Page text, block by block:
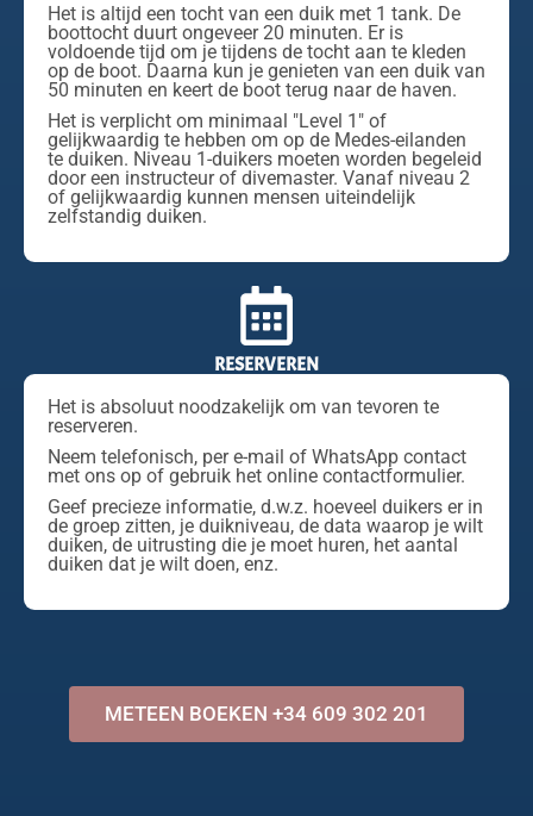
Het is altijd een tocht van een duik met 1 tank. De
boottocht duurt ongeveer 20 minuten. Er is
voldoende tijd om je tijdens de tocht aan te kleden
op de boot. Daarna kun je genieten van een duik van
50 minuten en keert de boot terug naar de haven.
Het is verplicht om minimaal "Level 1" of
gelijkwaardig te hebben om op de Medes-eilanden
te duiken. Niveau 1-duikers moeten worden begeleid
door een instructeur of divemaster. Vanaf niveau 2
of gelijkwaardig kunnen mensen uiteindelijk
zelfstandig duiken.
RESERVEREN
Het is absoluut noodzakelijk om van tevoren te
reserveren.
Neem telefonisch, per e-mail of WhatsApp contact
met ons op of gebruik het online contactformulier.
Geef precieze informatie, d.w.z. hoeveel duikers er in
de groep zitten, je duikniveau, de data waarop je wilt
duiken, de uitrusting die je moet huren, het aantal
duiken dat je wilt doen, enz.
METEEN BOEKEN +34 609 302 201